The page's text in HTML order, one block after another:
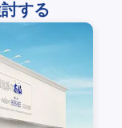
する